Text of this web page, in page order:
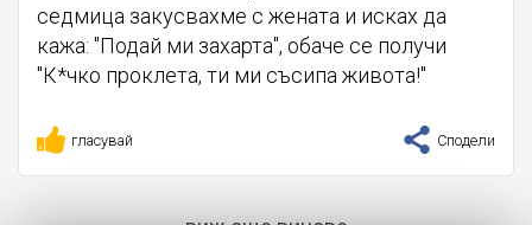
седмица закусвахме с жената и исках да
кажа: "Подай ми захарта", обаче се получи
"К*чко проклета, ти ми съсипа живота!"
гласувай Сподели